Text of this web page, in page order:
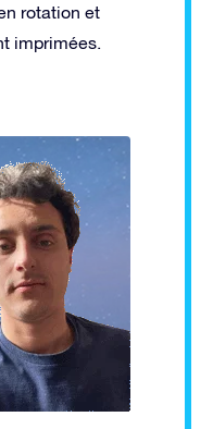
rotation et
imprimées.